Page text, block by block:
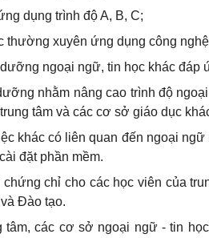
dụng trình độ A, B, C;
thường xuyên ứng dụng công
ngoại ngữ, tin học khác đáp
nhằm nâng cao trình độ
tâm và các cơ sở giáo dục
khác có liên quan đến ngoại
đặt phần mềm.
chỉ cho các học viên của
Đào tạo.
tâm, các cơ sở ngoại ngữ - tin